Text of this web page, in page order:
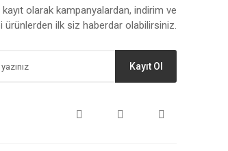
olarak kampanyalardan, indirim ve
ürünlerden ilk siz haberdar olabilirsiniz.
Kayıt Ol